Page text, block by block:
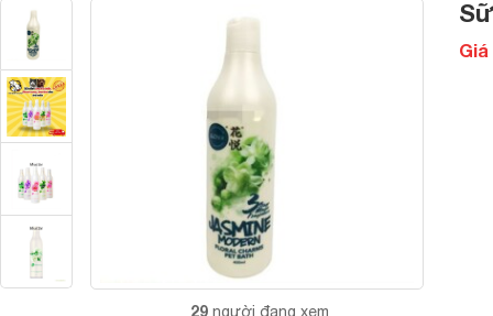
29 người đang xem